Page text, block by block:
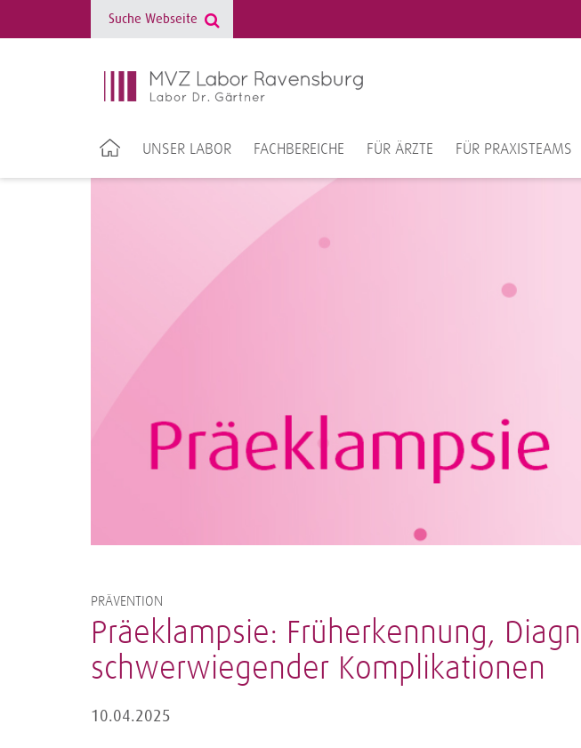
UNSER LABOR FACHBEREICHE FÜR ÄRZTE FÜR PRAXISTEAMS
PRÄVENTION
Präeklampsie: Früherkennung,
schwerwiegender Komplikationen
10.04.2025